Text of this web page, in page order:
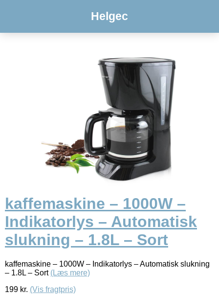
Helgec
kaffemaskine – 1000W –
Indikatorlys – Automatisk
slukning – 1.8L – Sort
kaffemaskine – 1000W – Indikatorlys – Automatisk slukning
– 1.8L – Sort (Læs mere)
199 kr. (Vis fragtpris)